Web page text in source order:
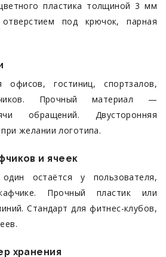
пластика толщиной 3 мм
под крючок, парная
офисов, гостиниц, спортзалов,
Прочный материал —
обращений. Двусторонняя
желании логотипа.
и ячеек
остаётся у пользователя,
Прочный пластик или
Стандарт для фитнес-клубов,
хранения